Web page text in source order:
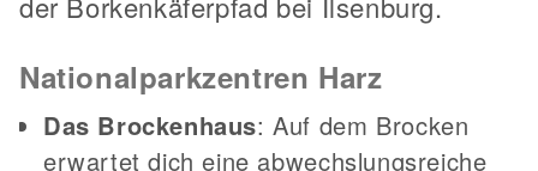
Nationalparkzentren Harz
Das Brockenhaus: Auf dem Brocken
erwartet dich eine abwechslungsreiche